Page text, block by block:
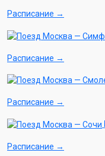
Расписание →
Расписание →
Расписание →
Расписание →